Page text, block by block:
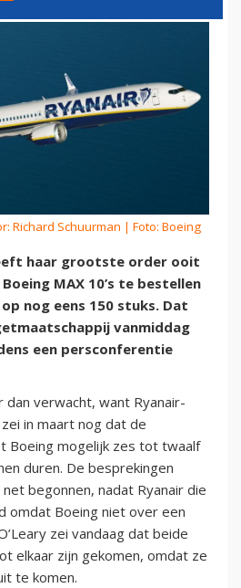
Richard Schuurman | Foto: Boeing
haar grootste order ooit
MAX 10’s te bestellen
nog eens 150 stuks. Dat
vanmiddag
een persconferentie
verwacht, want Ryanair-
in maart nog dat de
Boeing mogelijk zes tot twaalf
duren. De besprekingen
begonnen, nadat Ryanair die
omdat Boeing niet over een
zei vandaag dat beide
elkaar zijn gekomen, omdat ze
te komen.